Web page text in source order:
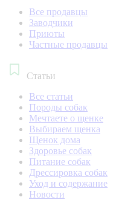
Все продавцы
Заводчики
Приюты
Частные продавцы
Статьи
Все статьи
Породы собак
Мечтаете о щенке
Выбираем щенка
Щенок дома
Здоровье собак
Питание собак
Дрессировка собак
Уход и содержание
Новости